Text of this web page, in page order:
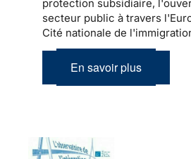
protection subsidiaire,
secteur public à travers
Cité nationale de
En savoir plus